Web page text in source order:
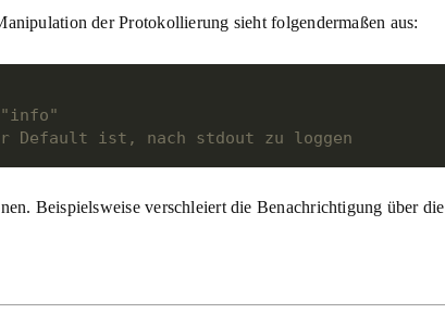
der Protokollierung sieht folgendermaßen aus:
Default ist, nach stdout zu loggen
Beispielsweise verschleiert die Benachrichtigung über die